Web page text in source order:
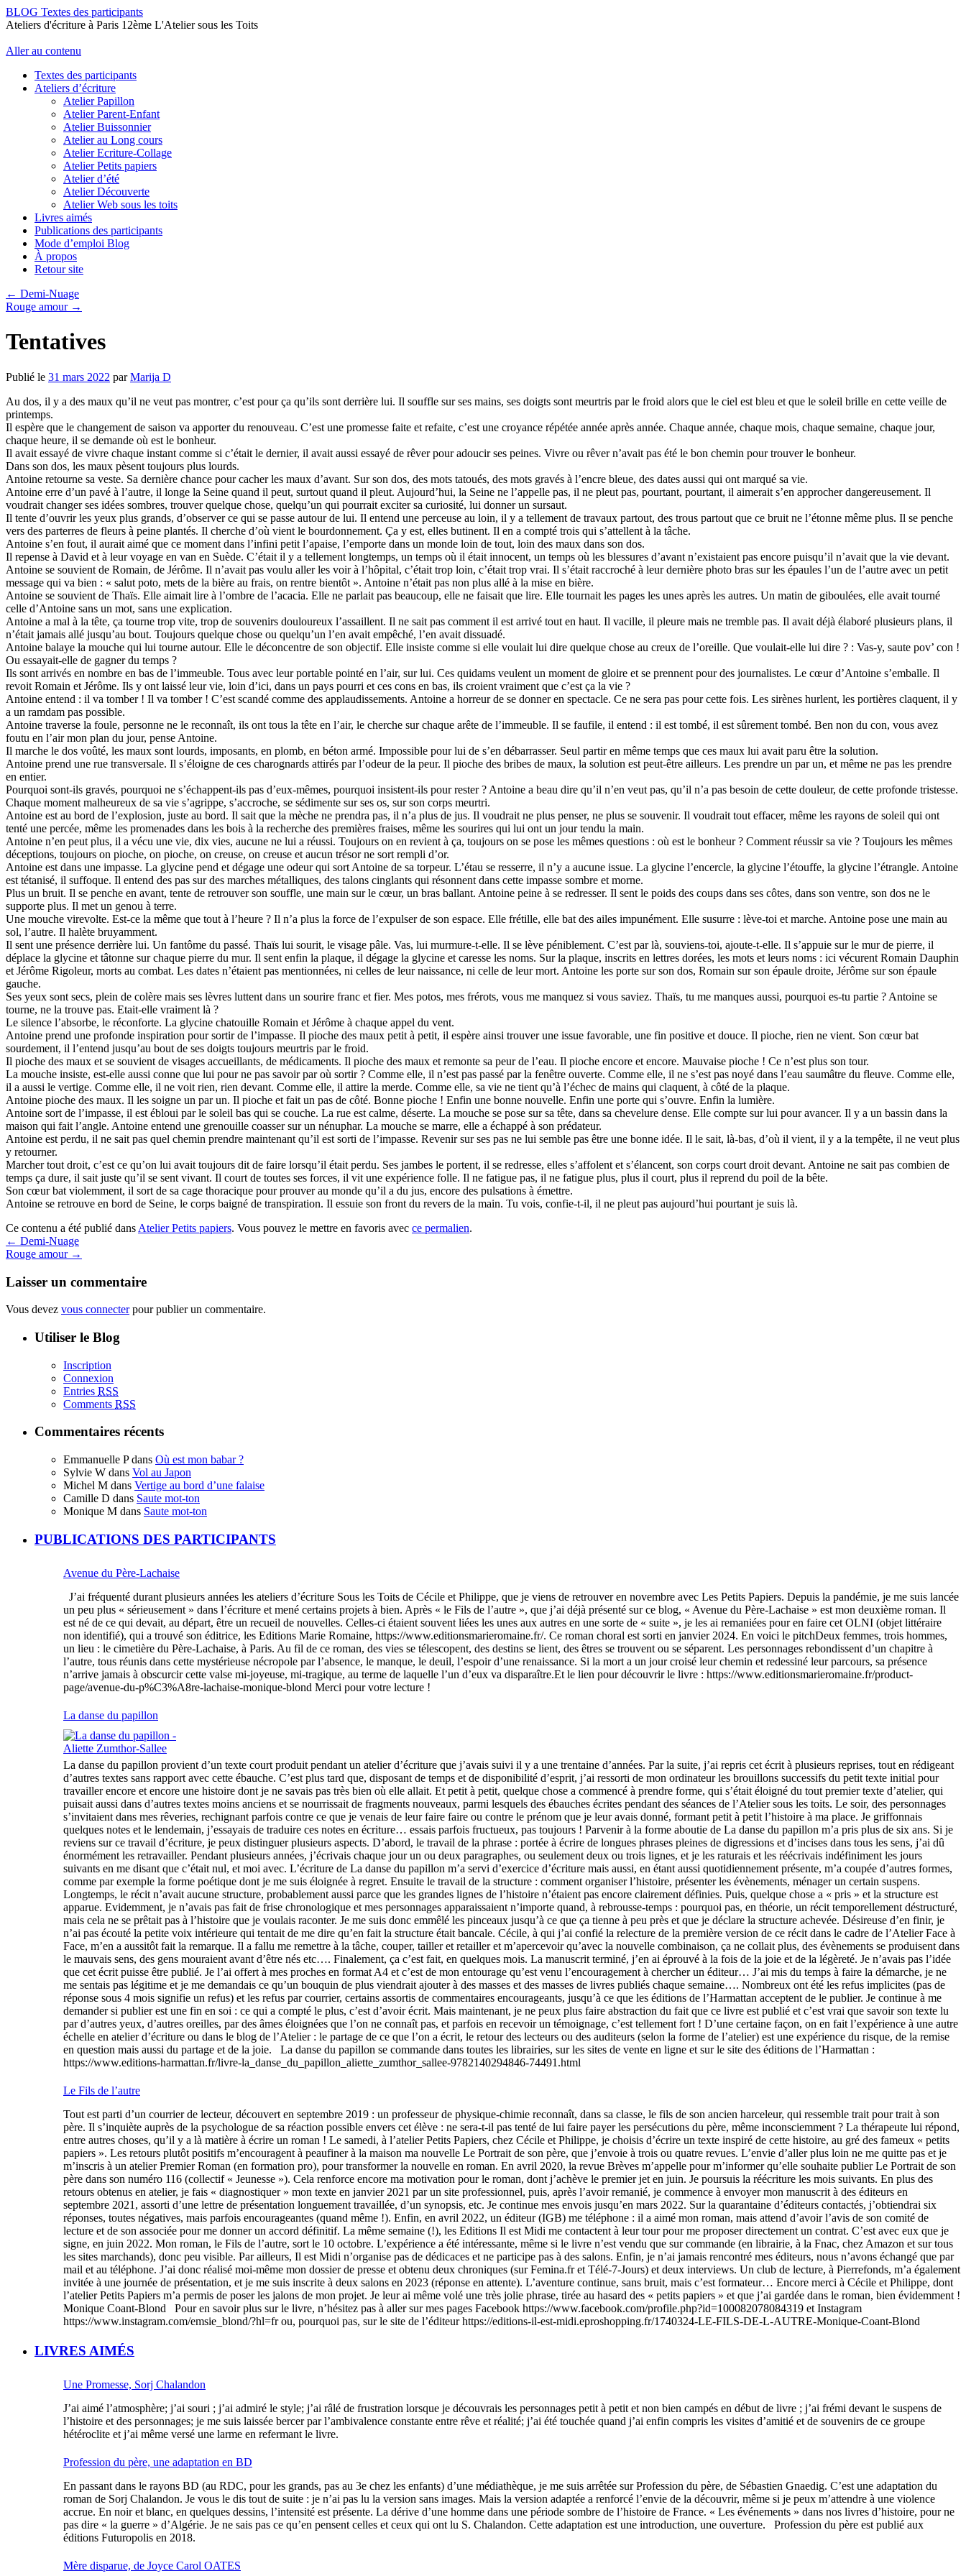
BLOG Textes des participants
Ateliers d'écriture à Paris 12ème L'Atelier sous les Toits
Aller au contenu
Textes des participants
Ateliers d’écriture
Atelier Papillon
Atelier Parent-Enfant
Atelier Buissonnier
Atelier au Long cours
Atelier Ecriture-Collage
Atelier Petits papiers
Atelier d’été
Atelier Découverte
Atelier Web sous les toits
Livres aimés
Publications des participants
Mode d’emploi Blog
À propos
Retour site
← Demi-Nuage
Rouge amour →
Tentatives
Publié le 31 mars 2022 par Marija D
Au dos, il y a des maux qu’il ne veut pas montrer, c’est pour ça qu’ils sont derrière lui. Il souffle sur ses mains, ses doigts sont meurtris par le froid alors que le ciel est bleu et que le soleil brille en cette veille de
printemps.
Il espère que le changement de saison va apporter du renouveau. C’est une promesse faite et refaite, c’est une croyance répétée année après année. Chaque année, chaque mois, chaque semaine, chaque jour,
chaque heure, il se demande où est le bonheur.
Il avait essayé de vivre chaque instant comme si c’était le dernier, il avait aussi essayé de rêver pour adoucir ses peines. Vivre ou rêver n’avait pas été le bon chemin pour trouver le bonheur.
Dans son dos, les maux pèsent toujours plus lourds.
Antoine retourne sa veste. Sa dernière chance pour cacher les maux d’avant. Sur son dos, des mots tatoués, des mots gravés à l’encre bleue, des dates aussi qui ont marqué sa vie.
Antoine erre d’un pavé à l’autre, il longe la Seine quand il peut, surtout quand il pleut. Aujourd’hui, la Seine ne l’appelle pas, il ne pleut pas, pourtant, pourtant, il aimerait s’en approcher dangereusement. Il
voudrait changer ses idées sombres, trouver quelque chose, quelqu’un qui pourrait exciter sa curiosité, lui donner un sursaut.
Il tente d’ouvrir les yeux plus grands, d’observer ce qui se passe autour de lui. Il entend une perceuse au loin, il y a tellement de travaux partout, des trous partout que ce bruit ne l’étonne même plus. Il se penche
vers des parterres de fleurs à peine plantés. Il cherche d’où vient le bourdonnement. Ça y est, elles butinent. Il en a compté trois qui s’attellent à la tâche.
Antoine s’en fout, il aurait aimé que ce moment dans l’infini petit l’apaise, l’emporte dans un monde loin de tout, loin des maux dans son dos.
Il repense à David et à leur voyage en van en Suède. C’était il y a tellement longtemps, un temps où il était innocent, un temps où les blessures d’avant n’existaient pas encore puisqu’il n’avait que la vie devant.
Antoine se souvient de Romain, de Jérôme. Il n’avait pas voulu aller les voir à l’hôpital, c’était trop loin, c’était trop vrai. Il s’était raccroché à leur dernière photo bras sur les épaules l’un de l’autre avec un petit
message qui va bien : « salut poto, mets de la bière au frais, on rentre bientôt ». Antoine n’était pas non plus allé à la mise en bière.
Antoine se souvient de Thaïs. Elle aimait lire à l’ombre de l’acacia. Elle ne parlait pas beaucoup, elle ne faisait que lire. Elle tournait les pages les unes après les autres. Un matin de giboulées, elle avait tourné
celle d’Antoine sans un mot, sans une explication.
Antoine a mal à la tête, ça tourne trop vite, trop de souvenirs douloureux l’assaillent. Il ne sait pas comment il est arrivé tout en haut. Il vacille, il pleure mais ne tremble pas. Il avait déjà élaboré plusieurs plans, il
n’était jamais allé jusqu’au bout. Toujours quelque chose ou quelqu’un l’en avait empêché, l’en avait dissuadé.
Antoine balaye la mouche qui lui tourne autour. Elle le déconcentre de son objectif. Elle insiste comme si elle voulait lui dire quelque chose au creux de l’oreille. Que voulait-elle lui dire ? : Vas-y, saute pov’ con !
Ou essayait-elle de gagner du temps ?
Ils sont arrivés en nombre en bas de l’immeuble. Tous avec leur portable pointé en l’air, sur lui. Ces quidams veulent un moment de gloire et se prennent pour des journalistes. Le cœur d’Antoine s’emballe. Il
revoit Romain et Jérôme. Ils y ont laissé leur vie, loin d’ici, dans un pays pourri et ces cons en bas, ils croient vraiment que c’est ça la vie ?
Antoine entend : il va tomber ! Il va tomber ! C’est scandé comme des applaudissements. Antoine a horreur de se donner en spectacle. Ce ne sera pas pour cette fois. Les sirènes hurlent, les portières claquent, il y
a un ramdam pas possible.
Antoine traverse la foule, personne ne le reconnaît, ils ont tous la tête en l’air, le cherche sur chaque arête de l’immeuble. Il se faufile, il entend : il est tombé, il est sûrement tombé. Ben non du con, vous avez
foutu en l’air mon plan du jour, pense Antoine.
Il marche le dos voûté, les maux sont lourds, imposants, en plomb, en béton armé. Impossible pour lui de s’en débarrasser. Seul partir en même temps que ces maux lui avait paru être la solution.
Antoine prend une rue transversale. Il s’éloigne de ces charognards attirés par l’odeur de la peur. Il pioche des bribes de maux, la solution est peut-être ailleurs. Les prendre un par un, et même ne pas les prendre
en entier.
Pourquoi sont-ils gravés, pourquoi ne s’échappent-ils pas d’eux-mêmes, pourquoi insistent-ils pour rester ? Antoine a beau dire qu’il n’en veut pas, qu’il n’a pas besoin de cette douleur, de cette profonde tristesse.
Chaque moment malheureux de sa vie s’agrippe, s’accroche, se sédimente sur ses os, sur son corps meurtri.
Antoine est au bord de l’explosion, juste au bord. Il sait que la mèche ne prendra pas, il n’a plus de jus. Il voudrait ne plus penser, ne plus se souvenir. Il voudrait tout effacer, même les rayons de soleil qui ont
tenté une percée, même les promenades dans les bois à la recherche des premières fraises, même les sourires qui lui ont un jour tendu la main.
Antoine n’en peut plus, il a vécu une vie, dix vies, aucune ne lui a réussi. Toujours on en revient à ça, toujours on se pose les mêmes questions : où est le bonheur ? Comment réussir sa vie ? Toujours les mêmes
déceptions, toujours on pioche, on pioche, on creuse, on creuse et aucun trésor ne sort rempli d’or.
Antoine est dans une impasse. La glycine pend et dégage une odeur qui sort Antoine de sa torpeur. L’étau se resserre, il n’y a aucune issue. La glycine l’encercle, la glycine l’étouffe, la glycine l’étrangle. Antoine
est tétanisé, il suffoque. Il entend des pas sur des marches métalliques, des talons cinglants qui résonnent dans cette impasse sombre et morne.
Plus un bruit. Il se penche en avant, tente de retrouver son souffle, une main sur le cœur, un bras ballant. Antoine peine à se redresser. Il sent le poids des coups dans ses côtes, dans son ventre, son dos ne le
supporte plus. Il met un genou à terre.
Une mouche virevolte. Est-ce la même que tout à l’heure ? Il n’a plus la force de l’expulser de son espace. Elle frétille, elle bat des ailes impunément. Elle susurre : lève-toi et marche. Antoine pose une main au
sol, l’autre. Il halète bruyamment.
Il sent une présence derrière lui. Un fantôme du passé. Thaïs lui sourit, le visage pâle. Vas, lui murmure-t-elle. Il se lève péniblement. C’est par là, souviens-toi, ajoute-t-elle. Il s’appuie sur le mur de pierre, il
déplace la glycine et tâtonne sur chaque pierre du mur. Il sent enfin la plaque, il dégage la glycine et caresse les noms. Sur la plaque, inscrits en lettres dorées, les mots et leurs noms : ici vécurent Romain Dauphin
et Jérôme Rigoleur, morts au combat. Les dates n’étaient pas mentionnées, ni celles de leur naissance, ni celle de leur mort. Antoine les porte sur son dos, Romain sur son épaule droite, Jérôme sur son épaule
gauche.
Ses yeux sont secs, plein de colère mais ses lèvres luttent dans un sourire franc et fier. Mes potos, mes frérots, vous me manquez si vous saviez. Thaïs, tu me manques aussi, pourquoi es-tu partie ? Antoine se
tourne, ne la trouve pas. Etait-elle vraiment là ?
Le silence l’absorbe, le réconforte. La glycine chatouille Romain et Jérôme à chaque appel du vent.
Antoine prend une profonde inspiration pour sortir de l’impasse. Il pioche des maux petit à petit, il espère ainsi trouver une issue favorable, une fin positive et douce. Il pioche, rien ne vient. Son cœur bat
sourdement, il l’entend jusqu’au bout de ses doigts toujours meurtris par le froid.
Il pioche des maux et se souvient de visages accueillants, de médicaments. Il pioche des maux et remonte sa peur de l’eau. Il pioche encore et encore. Mauvaise pioche ! Ce n’est plus son tour.
La mouche insiste, est-elle aussi conne que lui pour ne pas savoir par où sortir ? Comme elle, il n’est pas passé par la fenêtre ouverte. Comme elle, il ne s’est pas noyé dans l’eau saumâtre du fleuve. Comme elle,
il a aussi le vertige. Comme elle, il ne voit rien, rien devant. Comme elle, il attire la merde. Comme elle, sa vie ne tient qu’à l’échec de mains qui claquent, à côté de la plaque.
Antoine pioche des maux. Il les soigne un par un. Il pioche et fait un pas de côté. Bonne pioche ! Enfin une bonne nouvelle. Enfin une porte qui s’ouvre. Enfin la lumière.
Antoine sort de l’impasse, il est ébloui par le soleil bas qui se couche. La rue est calme, déserte. La mouche se pose sur sa tête, dans sa chevelure dense. Elle compte sur lui pour avancer. Il y a un bassin dans la
maison qui fait l’angle. Antoine entend une grenouille coasser sur un nénuphar. La mouche se marre, elle a échappé à son prédateur.
Antoine est perdu, il ne sait pas quel chemin prendre maintenant qu’il est sorti de l’impasse. Revenir sur ses pas ne lui semble pas être une bonne idée. Il le sait, là-bas, d’où il vient, il y a la tempête, il ne veut plus
y retourner.
Marcher tout droit, c’est ce qu’on lui avait toujours dit de faire lorsqu’il était perdu. Ses jambes le portent, il se redresse, elles s’affolent et s’élancent, son corps court droit devant. Antoine ne sait pas combien de
temps ça dure, il sait juste qu’il se sent vivant. Il court de toutes ses forces, il vit une expérience folle. Il ne fatigue pas, il ne fatigue plus, plus il court, plus il reprend du poil de la bête.
Son cœur bat violemment, il sort de sa cage thoracique pour prouver au monde qu’il a du jus, encore des pulsations à émettre.
Antoine se retrouve en bord de Seine, le corps baigné de transpiration. Il essuie son front du revers de la main. Tu vois, confie-t-il, il ne pleut pas aujourd’hui pourtant je suis là.
Ce contenu a été publié dans Atelier Petits papiers. Vous pouvez le mettre en favoris avec ce permalien.
← Demi-Nuage
Rouge amour →
Laisser un commentaire
Vous devez vous connecterpour publier un commentaire.
Utiliser le Blog
Inscription
Connexion
Entries RSS
Comments RSS
Commentaires récents
Emmanuelle Pdans Où est mon babar ?
Sylvie W dans Vol au Japon
Michel M dans Vertige au bord d’une falaise
Camille D dans Saute mot-ton
Monique M dans Saute mot-ton
PUBLICATIONS DES PARTICIPANTS
Avenue du Père-Lachaise
J’ai fréquenté durant plusieurs années les ateliers d’écriture Sous les Toits de Cécile et Philippe, que je viens de retrouver en novembre avec Les Petits Papiers. Depuis la pandémie, je me suis lancée
un peu plus « sérieusement » dans l’écriture et mené certains projets à bien. Après « le Fils de l’autre », que j’ai déjà présenté sur ce blog, « Avenue du Père-Lachaise » est mon deuxième roman. Il
est né de ce qui devait, au départ, être un recueil de nouvelles. Celles-ci étaient souvent liées les unes aux autres en une sorte de « suite », je les ai remaniées pour en faire cet OLNI (objet littéraire
non identifié), qui a trouvé son éditrice, les Editions Marie Romaine, https://www.editionsmarieromaine.fr/. Ce roman choral est sorti en janvier 2024. En voici le pitchDeux femmes, trois hommes,
un lieu : le cimetière du Père-Lachaise, à Paris. Au fil de ce roman, des vies se télescopent, des destins se lient, des êtres se trouvent ou se séparent. Les personnages rebondissent d’un chapitre à
l’autre, tous réunis dans cette mystérieuse nécropole par l’absence, le manque, le deuil, l’espoir d’une renaissance. Si la mort a un jour croisé leur chemin et redessiné leur parcours, sa présence
n’arrive jamais à obscurcir cette valse mi-joyeuse, mi-tragique, au terme de laquelle l’un d’eux va disparaître.Et le lien pour découvrir le livre : https://www.editionsmarieromaine.fr/product-
page/avenue-du-p%C3%A8re-lachaise-monique-blond Merci pour votre lecture !
La danse du papillon
La danse du papillon provient d’un texte court produit pendant un atelier d’écriture que j’avais suivi il y a une trentaine d’années. Par la suite, j’ai repris cet écrit à plusieurs reprises, tout en rédigeant
d’autres textes sans rapport avec cette ébauche. C’est plus tard que, disposant de temps et de disponibilité d’esprit, j’ai ressorti de mon ordinateur les brouillons successifs du petit texte initial pour
travailler encore et encore une histoire dont je ne savais pas très bien où elle allait. Et petit à petit, quelque chose a commencé à prendre forme, qui s’était éloigné du tout premier texte d’atelier, qui
puisait aussi dans d’autres textes moins anciens et se nourrissait de fragments nouveaux, parmi lesquels des ébauches écrites pendant des séances de l’Atelier sous les toits. Le soir, des personnages
s’invitaient dans mes rêveries, rechignant parfois contre ce que je venais de leur faire faire ou contre le prénom que je leur avais donné, formant petit à petit l’histoire à ma place. Je griffonnais
quelques notes et le lendemain, j’essayais de traduire ces notes en écriture… essais parfois fructueux, pas toujours ! Parvenir à la forme aboutie de La danse du papillon m’a pris plus de six ans. Si je
reviens sur ce travail d’écriture, je peux distinguer plusieurs aspects. D’abord, le travail de la phrase : portée à écrire de longues phrases pleines de digressions et d’incises dans tous les sens, j’ai dû
énormément les retravailler. Pendant plusieurs années, j’écrivais chaque jour un ou deux paragraphes, ou seulement deux ou trois lignes, et je les raturais et les réécrivais indéfiniment les jours
suivants en me disant que c’était nul, et moi avec. L’écriture de La danse du papillon m’a servi d’exercice d’écriture mais aussi, en étant aussi quotidiennement présente, m’a coupée d’autres formes,
comme par exemple la forme poétique dont je me suis éloignée à regret. Ensuite le travail de la structure : comment organiser l’histoire, présenter les évènements, ménager un certain suspens.
Longtemps, le récit n’avait aucune structure, probablement aussi parce que les grandes lignes de l’histoire n’étaient pas encore clairement définies. Puis, quelque chose a « pris » et la structure est
apparue. Evidemment, je n’avais pas fait de frise chronologique et mes personnages apparaissaient n’importe quand, à rebrousse-temps : pourquoi pas, en théorie, un récit temporellement déstructuré,
mais cela ne se prêtait pas à l’histoire que je voulais raconter. Je me suis donc emmêlé les pinceaux jusqu’à ce que ça tienne à peu près et que je déclare la structure achevée. Désireuse d’en finir, je
n’ai pas écouté la petite voix intérieure qui tentait de me dire qu’en fait la structure était bancale. Cécile, à qui j’ai confié la relecture de la première version de ce récit dans le cadre de l’Atelier Face à
Face, m’en a aussitôt fait la remarque. Il a fallu me remettre à la tâche, couper, tailler et retailler et m’apercevoir qu’avec la nouvelle combinaison, ça ne collait plus, des évènements se produisent dans
le mauvais sens, des gens mouraient avant d’être nés etc…. Finalement, ça c’est fait, en quelques mois. La manuscrit terminé, j’en ai éprouvé à la fois de la joie et de la légèreté. Je n’avais pas l’idée
que cet écrit puisse être publié. Je l’ai offert à mes proches en format A4 et c’est de mon entourage qu’est venu l’encouragement à chercher un éditeur… J’ai mis du temps à faire la démarche, je ne
me sentais pas légitime et je me demandais ce qu’un bouquin de plus viendrait ajouter à des masses et des masses de livres publiés chaque semaine…. Nombreux ont été les refus implicites (pas de
réponse sous 4 mois signifie un refus) et les refus par courrier, certains assortis de commentaires encourageants, jusqu’à ce que les éditions de l’Harmattan acceptent de le publier. Je continue à me
demander si publier est une fin en soi : ce qui a compté le plus, c’est d’avoir écrit. Mais maintenant, je ne peux plus faire abstraction du fait que ce livre est publié et c’est vrai que savoir son texte lu
par d’autres yeux, d’autres oreilles, par des âmes éloignées que l’on ne connaît pas, et parfois en recevoir un témoignage, c’est tellement fort ! D’une certaine façon, on en fait l’expérience à une autre
échelle en atelier d’écriture ou dans le blog de l’Atelier : le partage de ce que l’on a écrit, le retour des lecteurs ou des auditeurs (selon la forme de l’atelier) est une expérience du risque, de la remise
en question mais aussi du partage et de la joie. La danse du papillon se commande dans toutes les librairies, sur les sites de vente en ligne et sur le site des éditions de l’Harmattan :
https://www.editions-harmattan.fr/livre-la_danse_du_papillon_aliette_zumthor_sallee-9782140294846-74491.html
Le Fils de l’autre
Tout est parti d’un courrier de lecteur, découvert en septembre 2019 : un professeur de physique-chimie reconnaît, dans sa classe, le fils de son ancien harceleur, qui ressemble trait pour trait à son
père. Il s’inquiète auprès de la psychologue de sa réaction possible envers cet élève : ne sera-t-il pas tenté de lui faire payer les persécutions du père, même inconsciemment ? La thérapeute lui répond,
entre autres choses, qu’il y a là matière à écrire un roman ! Le samedi, à l’atelier Petits Papiers, chez Cécile et Philippe, je choisis d’écrire un texte inspiré de cette histoire, au gré des fameux « petits
papiers ». Les retours plutôt positifs m’encouragent à peaufiner à la maison ma nouvelle Le Portrait de son père, que j’envoie à trois ou quatre revues. L’envie d’aller plus loin ne me quitte pas et je
m’inscris à un atelier Premier Roman (en formation pro), pour transformer la nouvelle en roman. En avril 2020, la revue Brèves m’appelle pour m’informer qu’elle souhaite publier Le Portrait de son
père dans son numéro 116 (collectif « Jeunesse »). Cela renforce encore ma motivation pour le roman, dont j’achève le premier jet en juin. Je poursuis la réécriture les mois suivants. En plus des
retours obtenus en atelier, je fais « diagnostiquer » mon texte en janvier 2021 par un site professionnel, puis, après l’avoir remanié, je commence à envoyer mon manuscrit à des éditeurs en
septembre 2021, assorti d’une lettre de présentation longuement travaillée, d’un synopsis, etc. Je continue mes envois jusqu’en mars 2022. Sur la quarantaine d’éditeurs contactés, j’obtiendrai six
réponses, toutes négatives, mais parfois encourageantes (quand même !). Enfin, en avril 2022, un éditeur (IGB) me téléphone : il a aimé mon roman, mais attend d’avoir l’avis de son comité de
lecture et de son associée pour me donner un accord définitif. La même semaine (!), les Editions Il est Midi me contactent à leur tour pour me proposer directement un contrat. C’est avec eux que je
signe, en juin 2022. Mon roman, le Fils de l’autre, sort le 10 octobre. L’expérience a été intéressante, même si le livre n’est vendu que sur commande (en librairie, à la Fnac, chez Amazon et sur tous
les sites marchands), donc peu visible. Par ailleurs, Il est Midi n’organise pas de dédicaces et ne participe pas à des salons. Enfin, je n’ai jamais rencontré mes éditeurs, nous n’avons échangé que par
mail et au téléphone. J’ai donc réalisé moi-même mon dossier de presse et obtenu deux chroniques (sur Femina.fr et Télé-7-Jours) et deux interviews. Un club de lecture, à Pierrefonds, m’a également
invitée à une journée de présentation, et je me suis inscrite à deux salons en 2023 (réponse en attente). L’aventure continue, sans bruit, mais c’est formateur… Encore merci à Cécile et Philippe, dont
l’atelier Petits Papiers m’a permis de poser les jalons de mon projet. Je leur ai même volé une très jolie phrase, tirée au hasard des « petits papiers » et que j’ai gardée dans le roman, bien évidemment !
Monique Coant-Blond Pour en savoir plus sur le livre, n’hésitez pas à aller sur mes pages Facebook https://www.facebook.com/profile.php?id=100082078084319 et Instagram
https://www.instagram.com/emsie_blond/?hl=fr ou, pourquoi pas, sur le site de l’éditeur https://editions-il-est-midi.eproshopping.fr/1740324-LE-FILS-DE-L-AUTRE-Monique-Coant-Blond
LIVRES AIMÉS
Une Promesse, Sorj Chalandon
J’ai aimé l’atmosphère; j’ai souri ; j’ai admiré le style; j’ai râlé de frustration lorsque je découvrais les personnages petit à petit et non bien campés en début de livre ; j’ai frémi devant le suspens de
l’histoire et des personnages; je me suis laissée bercer par l’ambivalence constante entre rêve et réalité; j’ai été touchée quand j’ai enfin compris les visites d’amitié et de souvenirs de ce groupe
hétéroclite et j’ai même versé une larme en refermant le livre.
Profession du père, une adaptation en BD
En passant dans le rayons BD (au RDC, pour les grands, pas au 3e chez les enfants) d’une médiathèque, je me suis arrêtée sur Profession du père, de Sébastien Gnaedig. C’est une adaptation du
roman de Sorj Chalandon. Je vous le dis tout de suite : je n’ai pas lu la version sans images. Mais la version adaptée a renforcé l’envie de la découvrir, même si je peux m’attendre à une violence
accrue. En noir et blanc, en quelques dessins, l’intensité est présente. La dérive d’une homme dans une période sombre de l’histoire de France. « Les événements » dans nos livres d’histoire, pour ne
pas dire « la guerre » d’Algérie. Je ne sais pas ce qu’en pensent celles et ceux qui ont lu S. Chalandon. Cette adaptation est une introduction, une ouverture. Profession du père est publié aux
éditions Futuropolis en 2018.
Mère disparue, de Joyce Carol OATES